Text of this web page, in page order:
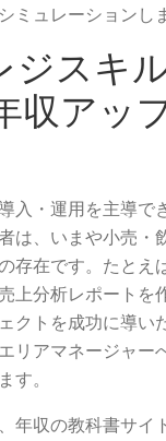
ミュレーションし
ジスキ
収アッ
入・運用を主導で
は、いまや小売・
存在です。たとえ
上分析レポートを
クトを成功に導い
リアマネージャー
す。
年収の教科書サイ